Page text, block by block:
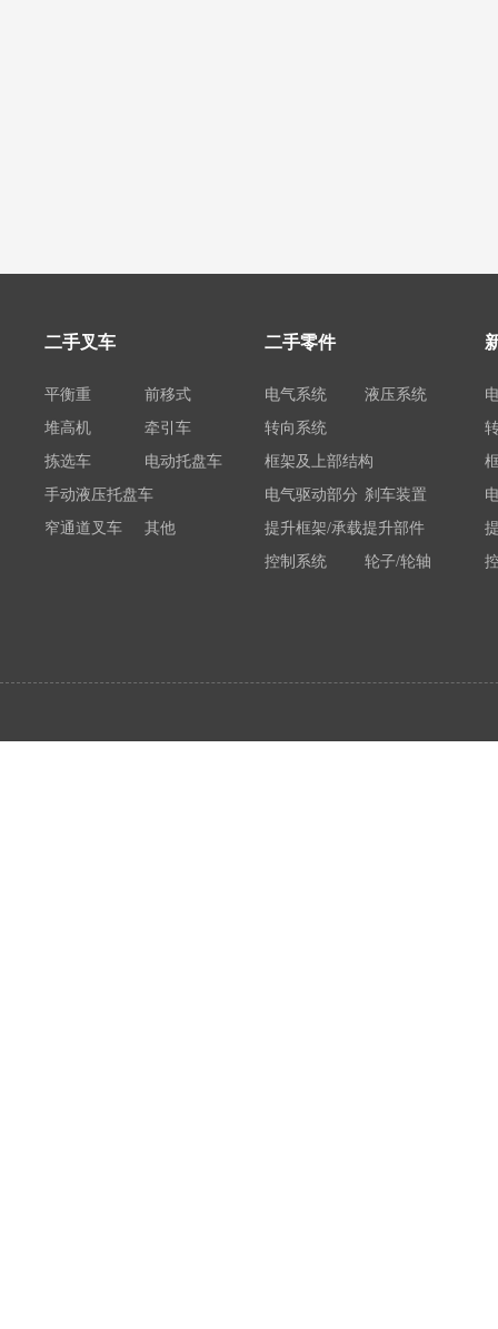
二手叉车
平衡重
前移式
堆高机
牵引车
拣选车
电动托盘车
手动液压托盘车
窄通道叉车
其他
二手零件
电气系统
液压系统
转向系统
框架及上部结构
电气驱动部分 刹车装置
提升框架/承载提升部件
控制系统
轮子/轮轴